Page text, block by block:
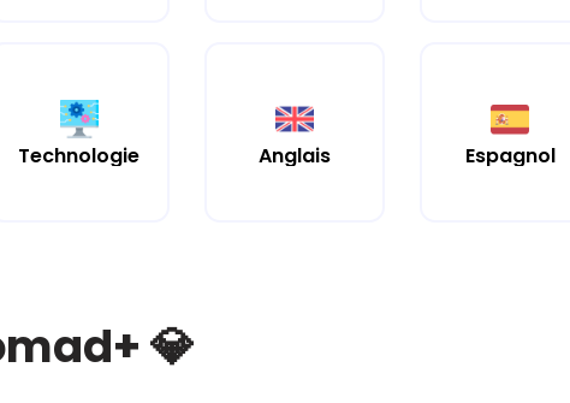
Technologie Anglais Espagnol
💎